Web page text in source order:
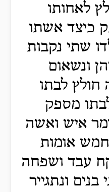
לאחותו
כיצד אשתו
שתי נקבות
ונשאום
חולץ לבתו
מספק
איש ואשה
חמש אומות
עבד ושפחה
ונתגייר